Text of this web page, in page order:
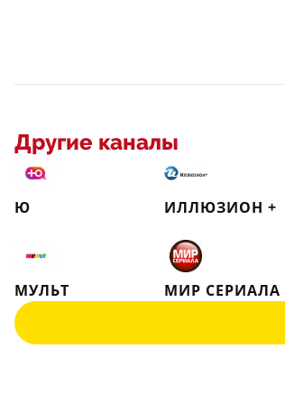
Другие каналы
Ю ИЛЛЮЗИОН +
МУЛЬТ
МИР СЕРИАЛА